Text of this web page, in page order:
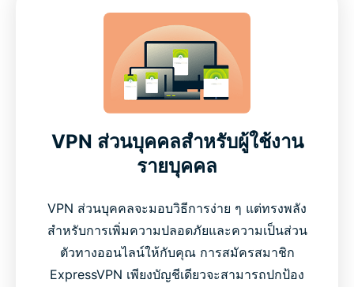
VPN ส่วนบุคคลสำหรับผู้ใช้งาน
รายบุคคล
VPN ส่วนบุคคลจะมอบวิธีการง่าย ๆ แต่ทรงพลัง
สำหรับการเพิ่มความปลอดภัยและความเป็นส่วน
ตัวทางออนไลน์ให้กับคุณ การสมัครสมาชิก
ExpressVPN เพียงบัญชีเดียวจะสามารถปกป้อง